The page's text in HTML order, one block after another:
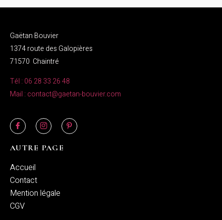
Gaëtan Bouvier
1374 route des Galopières
71570 Chaintré
Tél : 06 28 33 26 48
Mail : contact@gaetan-bouvier.com
AUTRE PAGE
Accueil
Contact
Mention légale
CGV